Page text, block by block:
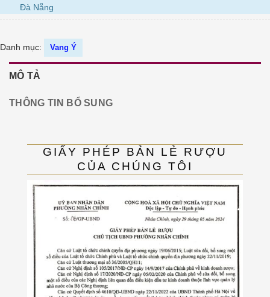
Đà Nẵng
Danh mục: Vang Ý
MÔ TẢ
THÔNG TIN BỔ SUNG
GIẤY PHÉP BẢN LẺ RƯỢU
CỦA CHÚNG TÔI